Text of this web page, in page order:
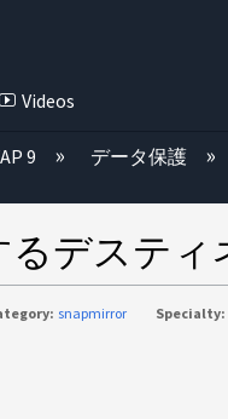
Videos
たたむ
9 データ保護
るデステ
snapmirror Specialty: